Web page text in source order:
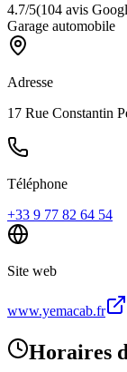
4.7/5(104 avis
Garage automobile
Adresse
17 Rue Constantin
Téléphone
+33 9 77 82 64 54
Site web
www.yemacab.fr
Horaires